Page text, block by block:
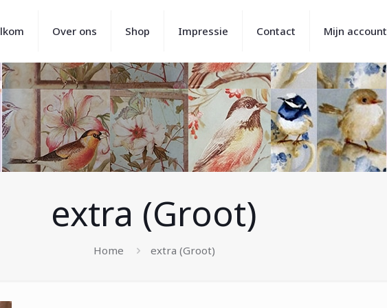
Over ons Shop Impressie Contact Mijn account
extra (Groot)
Home extra (Groot)